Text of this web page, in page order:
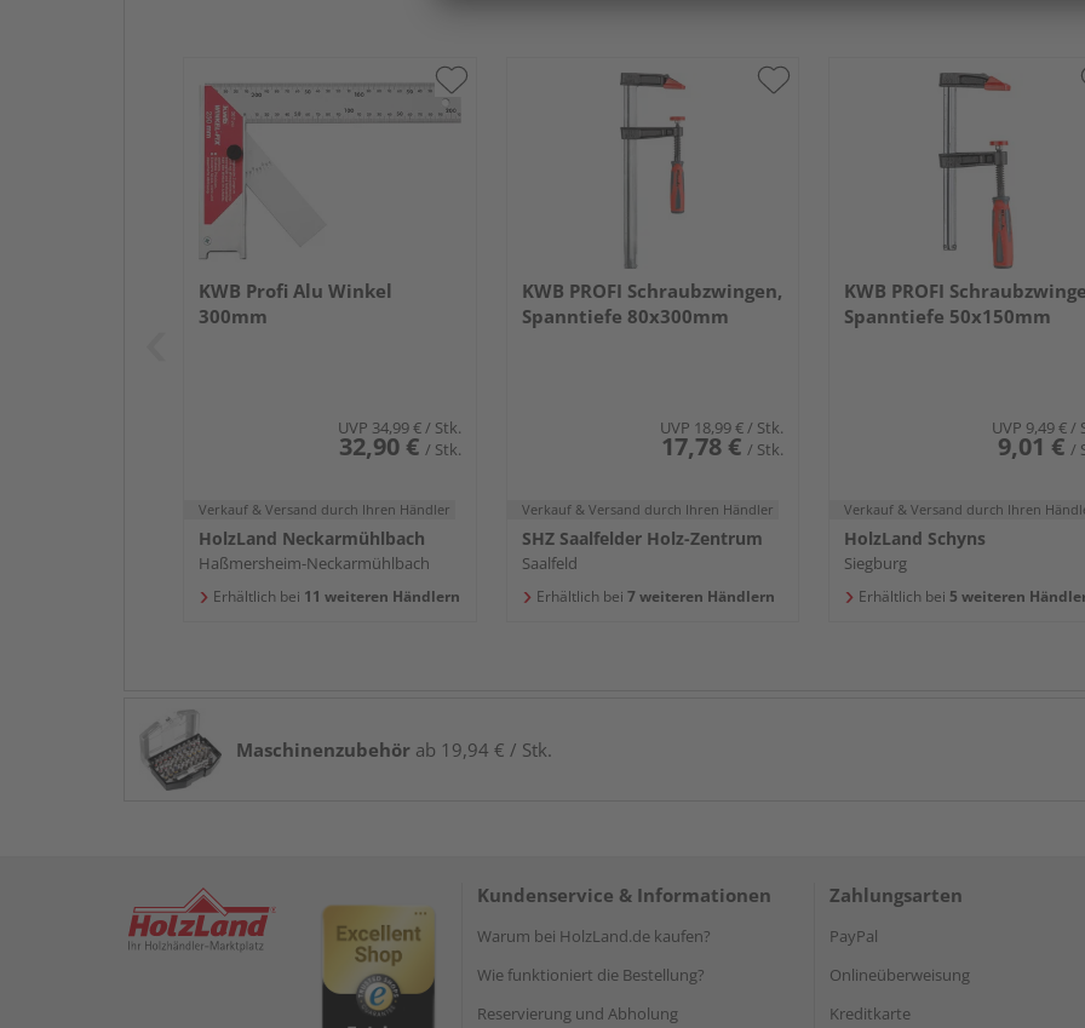
KWB Profi Alu Winkel
300mm
UVP 34,99 €/ Stk.
32,90 € / Stk.
Verkauf & Versand durch Ihren Händler
HolzLand Neckarmühlbach
Haßmersheim-Neckarmühlbach
Erhältlich bei 11 weiteren Händlern
KWB PROFI Schraubzwingen,
Spanntiefe 80x300mm
UVP 18,99 €/ Stk.
17,78 € / Stk.
Verkauf & Versand durch Ihren Händler
SHZ Saalfelder Holz-Zentrum
Saalfeld
Erhältlich bei 7 weiteren Händlern
KWB PROFI
Spanntiefe 50x150mm
UVP 9,49 €/
9,01 € /
Verkauf & Versand durch Ihren
HolzLand Schyns
Siegburg
Erhältlich bei 5 weiteren
Maschinenzubehör ab 19,94 € / Stk.
Kundenservice & Informationen
Warum bei HolzLand.de kaufen?
Wie funktioniert die Bestellung?
Reservierung und Abholung
Zahlungsarten
PayPal
Onlineüberweisung
Kreditkarte